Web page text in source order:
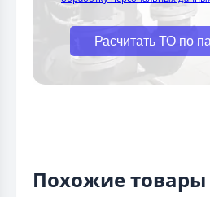
Расчитать ТО по
Похожие товары